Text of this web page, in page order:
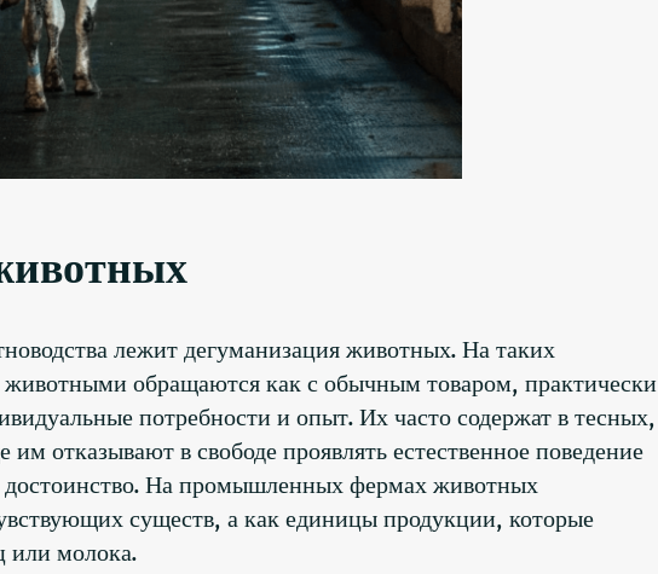
лежит дегуманизация животных. На таких
обращаются как с обычным товаром, практически
потребности и опыт. Их часто содержат в тесных,
отказывают в свободе проявлять естественное поведение
На промышленных фермах животных
существ, а как единицы продукции, которые
или молока.